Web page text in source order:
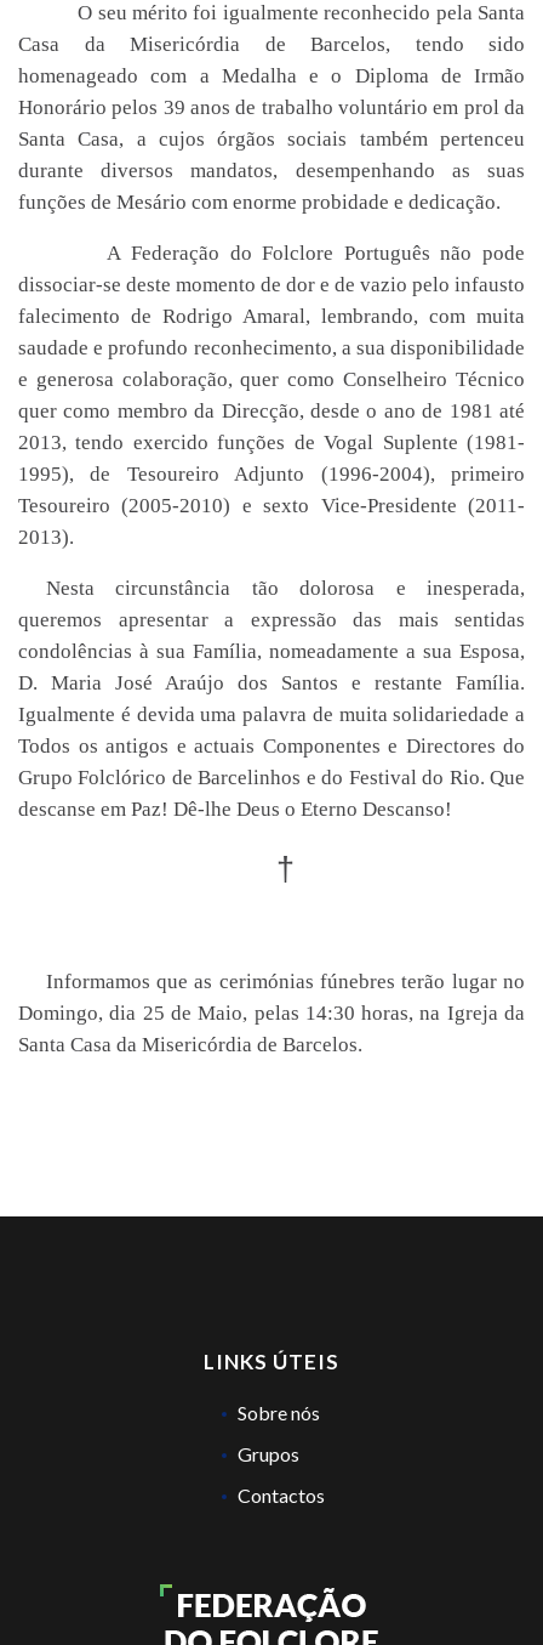
O seu mérito foi igualmente reconhecido pela Santa
Casa da Misericórdia de Barcelos, tendo sido
homenageado com a Medalha e o Diploma de Irmão
Honorário pelos 39 anos de trabalho voluntário em prol da
Santa Casa, a cujos órgãos sociais também pertenceu
durante diversos mandatos, desempenhando as suas
funções de Mesário com enorme probidade e dedicação.
A Federação do Folclore Português não pode
dissociar-se deste momento de dor e de vazio pelo infausto
falecimento de Rodrigo Amaral, lembrando, com muita
saudade e profundo reconhecimento, a sua disponibilidade
e generosa colaboração, quer como Conselheiro Técnico
quer como membro da Direcção, desde o ano de 1981 até
2013, tendo exercido funções de Vogal Suplente (1981-
1995), de Tesoureiro Adjunto (1996-2004), primeiro
Tesoureiro (2005-2010) e sexto Vice-Presidente (2011-
2013).
Nesta circunstância tão dolorosa e inesperada,
queremos apresentar a expressão das mais sentidas
condolências à sua Família, nomeadamente a sua Esposa,
D. Maria José Araújo dos Santos e restante Família.
Igualmente é devida uma palavra de muita solidariedade a
Todos os antigos e actuais Componentes e Directores do
Grupo Folclórico de Barcelinhos e do Festival do Rio. Que
descanse em Paz! Dê-lhe Deus o Eterno Descanso!
†
Informamos que as cerimónias fúnebres terão lugar no
Domingo, dia 25 de Maio, pelas 14:30 horas, na Igreja da
Santa Casa da Misericórdia de Barcelos.
LINKS ÚTEIS
Sobre nós
Grupos
Contactos